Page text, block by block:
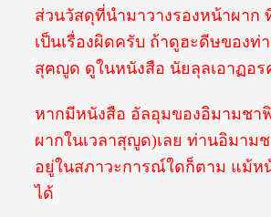
ส่วนวัสดุที่นำมาวางรองหน้าผาก
เป็นเรื่องผิดครับ ถ้าดูฮะดีษของท่
สุฅญูด ดูในหนังสือ นัยลุลเอาฏอร
หากมีหนังสือ อัลอุมของอิมามชา
ผากในเวลาสุญูด)เลย ท่านอิมา
อยู่ในสภาวะการณ์ใดก็ตาม แม้ห
ได้